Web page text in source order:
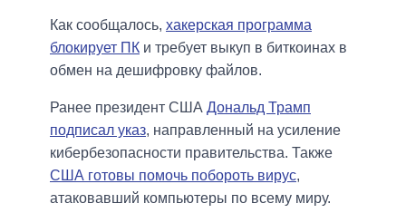
Как сообщалось, хакерская программа
блокирует ПК и требует выкуп в биткоинах в
обмен на дешифровку файлов.
Ранее президент США Дональд Трамп
подписал указ, направленный на усиление
кибербезопасности правительства. Также
США готовы помочь побороть вирус,
атаковавший компьютеры по всему миру.